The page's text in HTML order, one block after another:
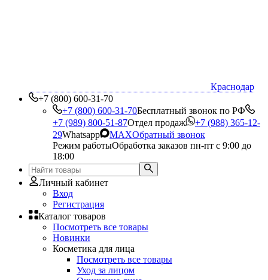
Краснодар
+7 (800) 600-31-70
+7 (800) 600-31-70Бесплатный звонок по РФ
+7 (989) 800-51-87Отдел продаж
+7 (988) 365-12-
29Whatsapp MAXОбратный звонок
Режим работыОбработка заказов пн-пт с 9:00 до
18:00
Личный кабинет
Вход
Регистрация
Каталог товаров
Посмотреть все товары
Новинки
Косметика для лица
Посмотреть все товары
Уход за лицом